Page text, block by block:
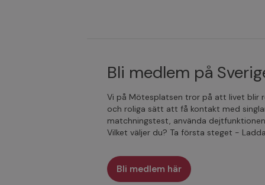
Bli medlem på
Vi på Mötesplatsen tror på att livet blir
och roliga sätt att få kontakt med
matchningstest, använda
Vilket väljer du? Ta första steget -
Bli medlem här